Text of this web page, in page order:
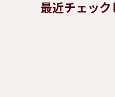
最近チェック